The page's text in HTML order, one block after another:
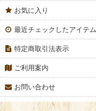
お気に入り
最近チェックしたアイテム
特定商取引法表示
ご利用案内
お問い合わせ